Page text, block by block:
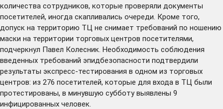
количества сотрудников, которые проверяли документы
посетителей, иногда скапливались очереди. Кроме того,
допуск на территорию ТЦ не снимает требований по ношению
маски на территории торговых центров посетителями,
подчеркнул Павел Колесник. Необходимость соблюдения
введенных требований эпидбезопасности подтвердили
результаты экспресс-тестирования в одном из торговых
центров: из 276 посетителей, которые для входа в ТЦ были
протестированы, в минувшую субботу выявлены 9
инфицированных человек.